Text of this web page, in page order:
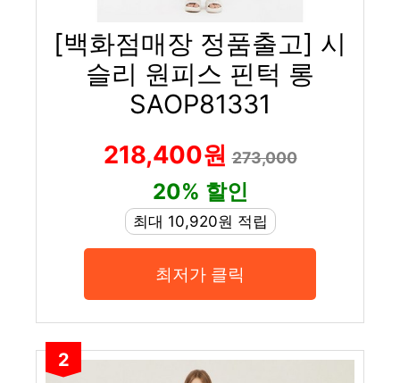
[백화점매장 정품출고] 시
슬리 원피스 핀턱 롱
SAOP81331
218,400원273,000
20% 할인
최대 10,920원 적립
최저가 클릭
2